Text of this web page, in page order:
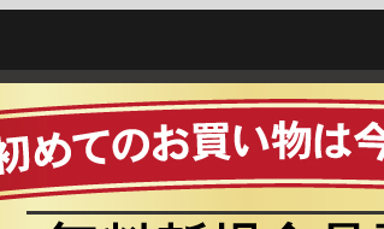
お買い物を続ける カー